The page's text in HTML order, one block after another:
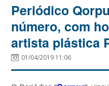
Periódico
número, com
artista plástica
01/04/2019 11:06